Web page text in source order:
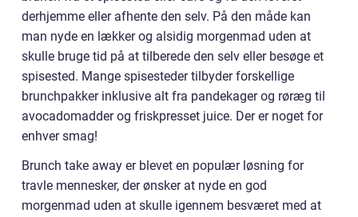
derhjemme eller afhente den selv. På den måde kan
man nyde en lækker og alsidig morgenmad uden at
skulle bruge tid på at tilberede den selv eller besøge et
spisested. Mange spisesteder tilbyder forskellige
brunchpakker inklusive alt fra pandekager og røræg til
avocadomadder og friskpresset juice. Der er noget for
enhver smag!
Brunch take away er blevet en populær løsning for
travle mennesker, der ønsker at nyde en god
morgenmad uden at skulle igennem besværet med at